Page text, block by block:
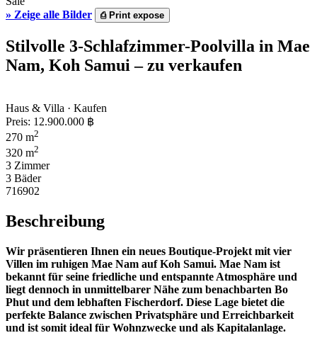
» Zeige alle Bilder ⎙Print expose
Stilvolle 3-Schlafzimmer-Poolvilla in Mae
Nam, Koh Samui – zu verkaufen
Haus & Villa · Kaufen
Preis: 12.900.000 ฿
270 m2
320 m2
3 Zimmer
3 Bäder
716902
Beschreibung
Wir präsentieren Ihnen ein neues Boutique-Projekt mit vier
Villen im ruhigen Mae Nam auf Koh Samui. Mae Nam ist
bekannt für seine friedliche und entspannte Atmosphäre und
liegt dennoch in unmittelbarer Nähe zum benachbarten Bo
Phut und dem lebhaften Fischerdorf. Diese Lage bietet die
perfekte Balance zwischen Privatsphäre und Erreichbarkeit
und ist somit ideal für Wohnzwecke und als Kapitalanlage.